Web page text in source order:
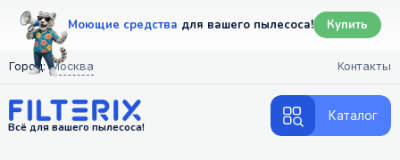
Моющие средства для вашего пылесоса! Купить
Город: Москва Контакты
Всё для вашего пылесоса!
Каталог